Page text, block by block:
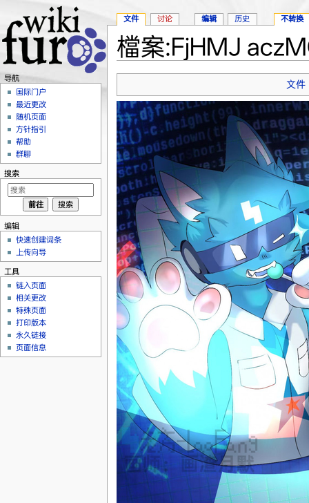
檔案:FjHMJ
文件
文件 讨论 编辑 历史 不转换
导航
国际门户
最近更改
随机页面
方针指引
帮助
群聊
搜索
编辑
快速创建词条
上传向导
工具
链入页面
相关更改
特殊页面
打印版本
永久链接
页面信息